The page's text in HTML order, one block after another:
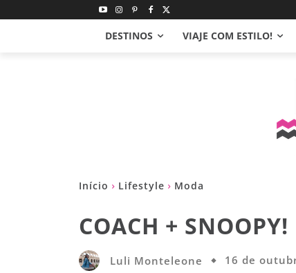
DESTINOS VIAJE COM ESTILO!
Início Lifestyle Moda
COACH + SNOOPY!
Luli Monteleone 16 de